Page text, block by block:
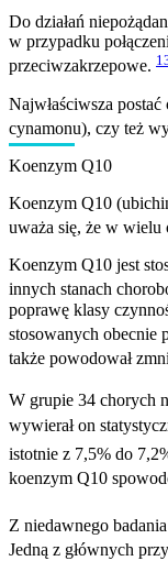
Do działań
w przypadku
przeciwzakrzepowe.
Najwłaściwsza
cynamonu), czy też
Koenzym Q10
Koenzym Q10
uważa się, że w
Koenzym Q10 jest
innych stanach
poprawę klasy
stosowanych obecnie
także powodował
W grupie 34 chorych
wywierał on
istotnie z 7,5% do
koenzym Q10
Z niedawnego
Jedną z głównych